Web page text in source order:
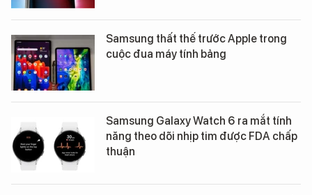
Samsung thất thế trước Apple trong
cuộc đua máy tính bảng
Samsung Galaxy Watch 6 ra mắt tính
năng theo dõi nhịp tim được FDA chấp
thuận